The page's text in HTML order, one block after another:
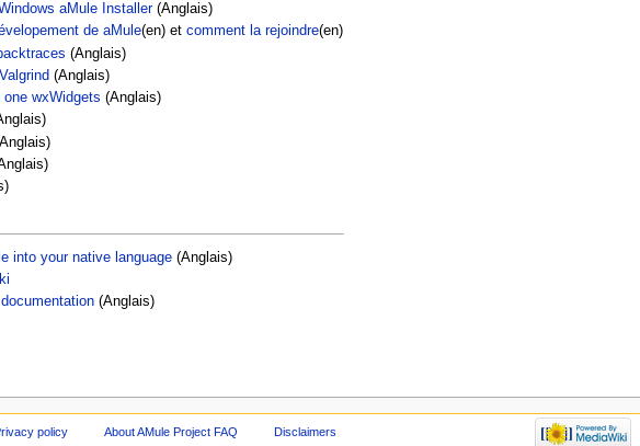
aMule Installer(Anglais)
de aMule(en) et comment la rejoindre(en)
(Anglais)
(Anglais)
wxWidgets (Anglais)
into your native language(Anglais)
(Anglais)
policy About AMule Project FAQ Disclaimers